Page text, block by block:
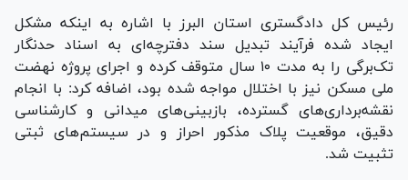
رئیس کل دادگستری استان البرز با اشاره به اینکه مشکل
ایجاد شده فرآیند تبدیل سند دفترچه‌ای به اسناد حدنگار
تک‌برگی را به مدت ۱۰ سال متوقف کرده و اجرای پروژه نهضت
ملی مسکن نیز با اختلال مواجه شده بود، اضافه کرد: با انجام
نقشه‌برداری‌های گسترده، بازبینی‌های میدانی و کارشناسی
دقیق، موقعیت پلاک مذکور احراز و در سیستم‌های ثبتی
تثبیت شد.